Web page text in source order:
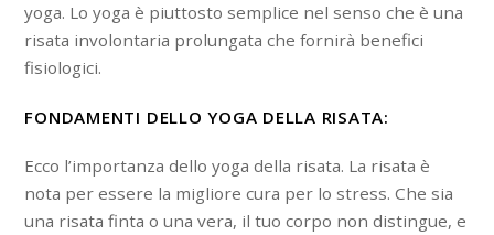
yoga. Lo yoga è piuttosto semplice nel senso che è una
risata involontaria prolungata che fornirà benefici
fisiologici.
FONDAMENTI DELLO YOGA DELLA RISATA:
Ecco l’importanza dello yoga della risata. La risata è
nota per essere la migliore cura per lo stress. Che sia
una risata finta o una vera, il tuo corpo non distingue, e